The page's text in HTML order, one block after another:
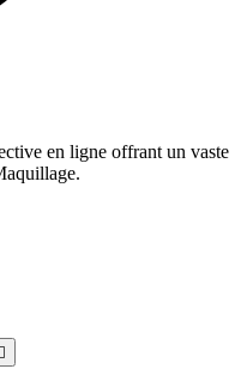
en ligne offrant un vaste